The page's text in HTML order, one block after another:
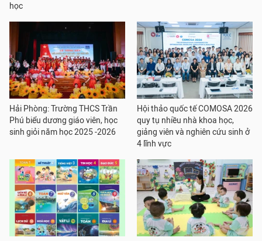
học
Hải Phòng: Trường THCS Trần
Phú biểu dương giáo viên, học
sinh giỏi năm học 2025 -2026
Hội thảo quốc tế COMOSA 2026
quy tụ nhiều nhà khoa học,
giảng viên và nghiên cứu sinh ở
4 lĩnh vực